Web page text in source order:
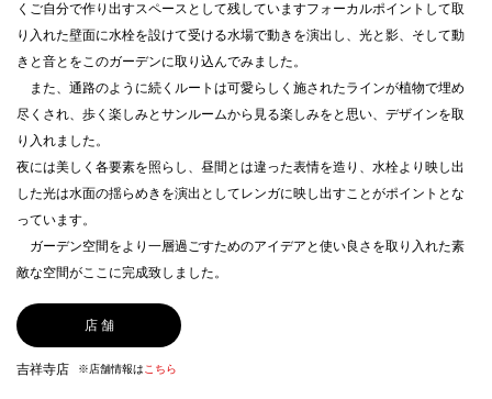
くご自分で作り出すスペースとして残していますフォーカルポイントして取
り入れた壁面に水栓を設けて受ける水場で動きを演出し、光と影、そして動
きと音とをこのガーデンに取り込んでみました。
また、通路のように続くルートは可愛らしく施されたラインが植物で埋め
尽くされ、歩く楽しみとサンルームから見る楽しみをと思い、デザインを取
り入れました。
夜には美しく各要素を照らし、昼間とは違った表情を造り、水栓より映し出
した光は水面の揺らめきを演出としてレンガに映し出すことがポイントとな
っています。
ガーデン空間をより一層過ごすためのアイデアと使い良さを取り入れた素
敵な空間がここに完成致しました。
店 舗
吉祥寺店 ※店舗情報は こちら